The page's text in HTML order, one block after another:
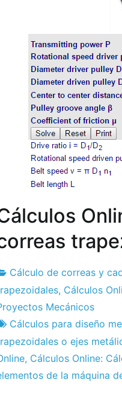
Cálculo de correas y
, Cálculos
Mecánicos
Cálculos para diseño
o ejes
, Cálculos Online:
de la máquina